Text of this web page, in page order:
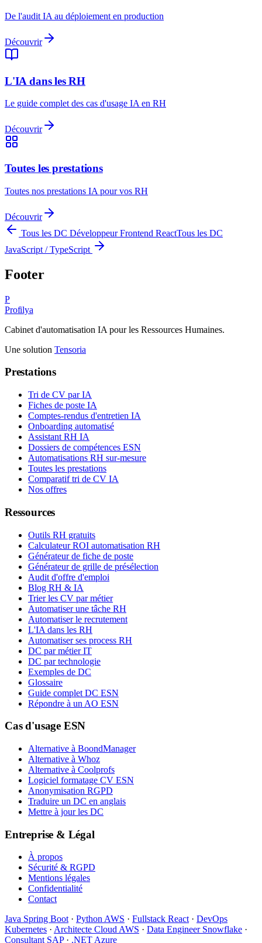
De l'audit IA au déploiement en production
Découvrir
L'IA dans les RH
Le guide complet des cas d'usage IA en RH
Découvrir
Toutes les prestations
Toutes nos prestations IA pour vos RH
Découvrir
Tous les DC Développeur Frontend ReactTous les DC
JavaScript / TypeScript
Footer
P
Profilya
Cabinet d'automatisation IA pour les Ressources Humaines.
Une solution Tensoria
Prestations
Tri de CV par IA
Fiches de poste IA
Comptes-rendus d'entretien IA
Onboarding automatisé
Assistant RH IA
Dossiers de compétences ESN
Automatisations RH sur-mesure
Toutes les prestations
Comparatif tri de CV IA
Nos offres
Ressources
Outils RH gratuits
Calculateur ROI automatisation RH
Générateur de fiche de poste
Générateur de grille de présélection
Audit d'offre d'emploi
Blog RH & IA
Trier les CV par métier
Automatiser une tâche RH
Automatiser le recrutement
L'IA dans les RH
Automatiser ses process RH
DC par métier IT
DC par technologie
Exemples de DC
Glossaire
Guide complet DC ESN
Répondre à un AO ESN
Cas d'usage ESN
Alternative à BoondManager
Alternative à Whoz
Alternative à Coolprofs
Logiciel formatage CV ESN
Anonymisation RGPD
Traduire un DC en anglais
Mettre à jour les DC
Entreprise & Légal
À propos
Sécurité & RGPD
Mentions légales
Confidentialité
Contact
Java Spring Boot · Python AWS · Fullstack React · DevOps
Kubernetes · Architecte Cloud AWS · Data Engineer Snowflake ·
Consultant SAP· .NET Azure